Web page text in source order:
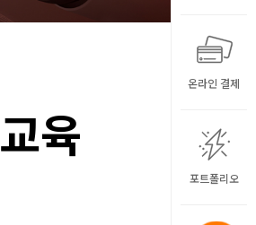
온라인 결제
포트폴리오
교육